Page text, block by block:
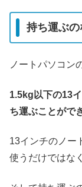
持ち運ぶ
ノートパソコン
1.5kg以下の13
ち運ぶことがで
13インチのノー
使うだけではな